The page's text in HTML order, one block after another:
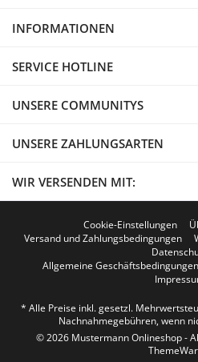
INFORMATIONEN
SERVICE HOTLINE
UNSERE COMMUNITYS
UNSERE ZAHLUNGSARTEN
WIR VERSENDEN MIT:
Cookie-Einstellungen
Versand und Zahlungsbedingungen
Allgemeine
* Alle Preise inkl. gesetzl.
Nachnahmegebühren, wenn
© 2026 Mustermann Onlineshop -